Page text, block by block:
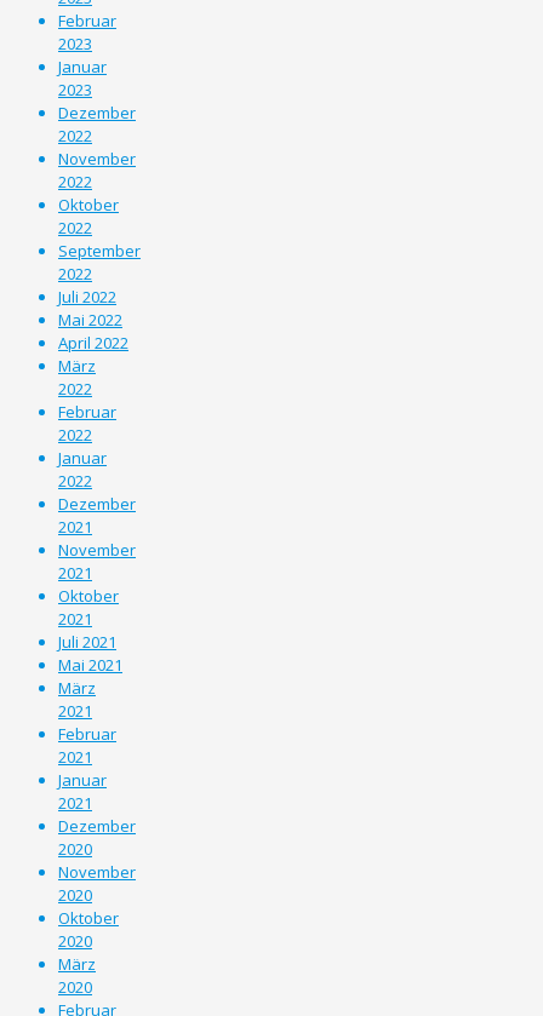
Februar
2023
Januar
2023
Dezember
2022
November
2022
Oktober
2022
September
2022
Juli 2022
Mai 2022
April 2022
März
2022
Februar
2022
Januar
2022
Dezember
2021
November
2021
Oktober
2021
Juli 2021
Mai 2021
März
2021
Februar
2021
Januar
2021
Dezember
2020
November
2020
Oktober
2020
März
2020
Februar